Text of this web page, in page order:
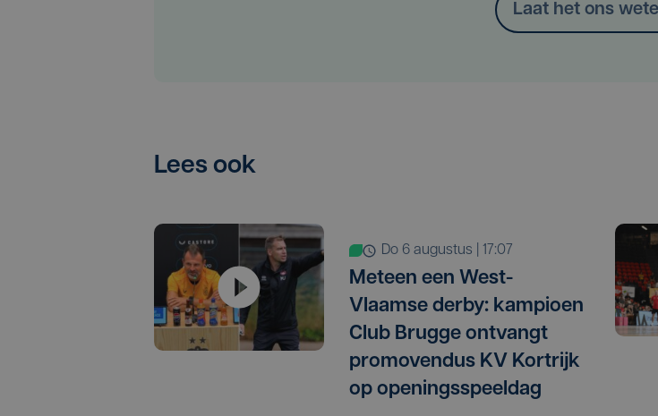
Laat het ons
Lees ook
do 6 augustus | 17:07
Meteen een West-
Vlaamse derby: kampioen
Club Brugge ontvangt
promovendus KV Kortrijk
op openingsspeeldag